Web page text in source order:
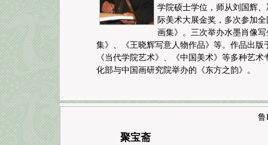
学院硕士学位，师从刘国辉
际美术大展金奖，多次参加
画集》。三次举办水墨肖像
集》、《王晓辉写意人物作品》等。作品出
《当代学院艺术》、《中国美术》等多种艺
化部与中国画研究院举办的《东方之韵》。
鲁
聚宝斋